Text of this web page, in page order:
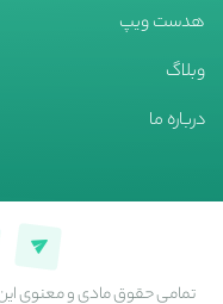
هدست ویپ
وبلاگ
درباره ما
تمامی حقوق مادی و معنوی